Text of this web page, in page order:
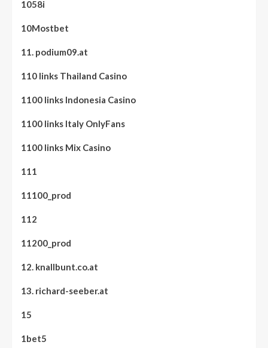
1058i
10Mostbet
11. podium09.at
110 links Thailand Casino
1100 links Indonesia Casino
1100 links Italy OnlyFans
1100 links Mix Casino
111
11100_prod
112
11200_prod
12. knallbunt.co.at
13. richard-seeber.at
15
1bet5